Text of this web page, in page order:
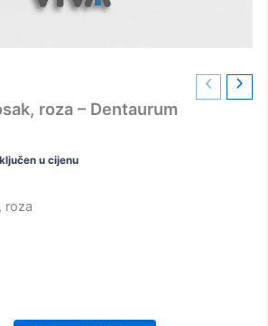
roza – Dentaurum
u cijenu
roza